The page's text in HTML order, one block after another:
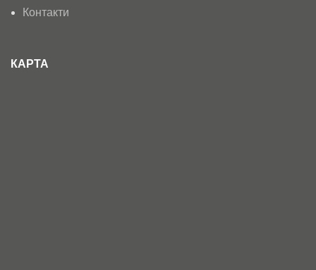
Контакти
КАРТА